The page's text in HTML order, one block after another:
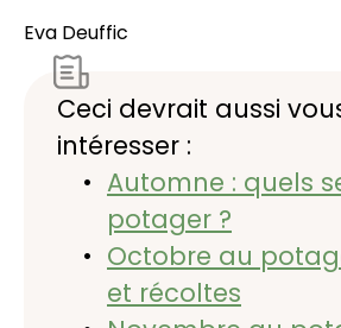
Eva Deuffic
Ceci devrait aussi
intéresser :
Automne : quels
potager ?
Octobre au
et récoltes